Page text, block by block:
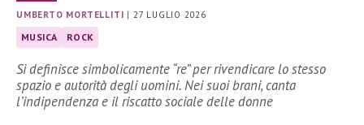
UMBERTO MORTELLITI | 27 LUGLIO 2026
MUSICA ROCK
Si definisce simbolicamente “re” per rivendicare lo stesso
spazio e autorità degli uomini. Nei suoi brani, canta
l’indipendenza e il riscatto sociale delle donne